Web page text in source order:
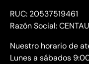
RUC: 20537519461
Razón Social:
Nuestro horario de
Lunes a sábados